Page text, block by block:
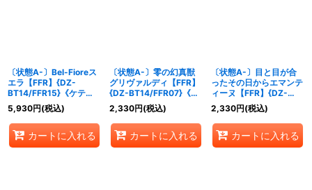
〔状態A-〕Bel-Fioreス
エラ【FFR】{DZ-
BT14/FFR15}《ケテル
サンクチュアリ》
5,930円(税込)
カートに入れる
〔状態A-〕零の幻真獣
グリヴァルディ【FFR】
{DZ-BT14/FFR07}《ダ
ークステイツ》
2,330円(税込)
カートに入れる
〔状態A-〕目と目が合
ったその日からエマンテ
ィーヌ【FFR】{DZ-
BT14/FFR20}《リリカ
ルモナステリオ》
2,330円(税込)
カートに入れる